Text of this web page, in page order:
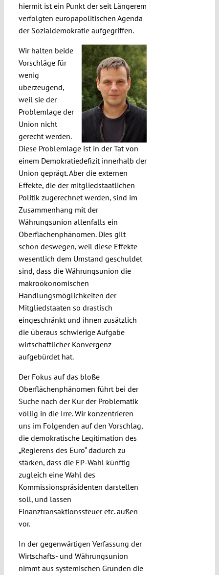
hiermit ist ein Punkt der seit Längerem
verfolgten europapolitischen Agenda
der Sozialdemokratie aufgegriffen.
Wir halten beide
Vorschläge für
wenig
überzeugend,
weil sie der
Problemlage der
Union nicht
gerecht werden.
Diese Problemlage ist in der Tat von
einem Demokratiedefizit innerhalb der
Union geprägt. Aber die externen
Effekte, die der mitgliedstaatlichen
Politik zugerechnet werden, sind im
Zusammenhang mit der
Währungsunion allenfalls ein
Oberflächenphänomen. Dies gilt
schon deswegen, weil diese Effekte
wesentlich dem Umstand geschuldet
sind, dass die Währungsunion die
makroökonomischen
Handlungsmöglichkeiten der
Mitgliedstaaten so drastisch
eingeschränkt und ihnen zusätzlich
die überaus schwierige Aufgabe
wirtschaftlicher Konvergenz
aufgebürdet hat.
Der Fokus auf das bloße
Oberflächenphänomen führt bei der
Suche nach der Kur der Problematik
völlig in die Irre. Wir konzentrieren
uns im Folgenden auf den Vorschlag,
die demokratische Legitimation des
„Regierens des Euro“ dadurch zu
stärken, dass die EP-Wahl künftig
zugleich eine Wahl des
Kommissionspräsidenten darstellen
soll, und lassen
Finanztransaktionssteuer etc. außen
vor.
In der gegenwärtigen Verfassung der
Wirtschafts- und Währungsunion
nimmt aus systemischen Gründen die